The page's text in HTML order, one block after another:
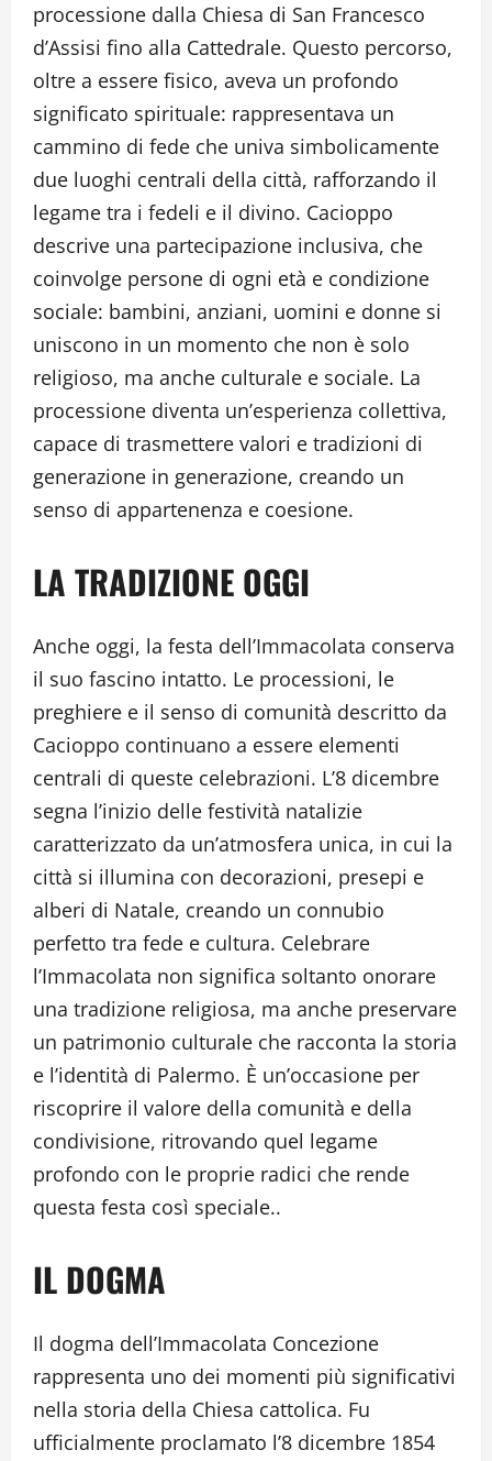
processione dalla Chiesa di San Francesco
d’Assisi fino alla Cattedrale. Questo percorso,
oltre a essere fisico, aveva un profondo
significato spirituale: rappresentava un
cammino di fede che univa simbolicamente
due luoghi centrali della città, rafforzando il
legame tra i fedeli e il divino. Cacioppo
descrive una partecipazione inclusiva, che
coinvolge persone di ogni età e condizione
sociale: bambini, anziani, uomini e donne si
uniscono in un momento che non è solo
religioso, ma anche culturale e sociale. La
processione diventa un’esperienza collettiva,
capace di trasmettere valori e tradizioni di
generazione in generazione, creando un
senso di appartenenza e coesione.
LA TRADIZIONE OGGI
Anche oggi, la festa dell’Immacolata conserva
il suo fascino intatto. Le processioni, le
preghiere e il senso di comunità descritto da
Cacioppo continuano a essere elementi
centrali di queste celebrazioni. L’8 dicembre
segna l’inizio delle festività natalizie
caratterizzato da un’atmosfera unica, in cui la
città si illumina con decorazioni, presepi e
alberi di Natale, creando un connubio
perfetto tra fede e cultura. Celebrare
l’Immacolata non significa soltanto onorare
una tradizione religiosa, ma anche preservare
un patrimonio culturale che racconta la storia
e l’identità di Palermo. È un’occasione per
riscoprire il valore della comunità e della
condivisione, ritrovando quel legame
profondo con le proprie radici che rende
questa festa così speciale..
IL DOGMA
Il dogma dell’Immacolata Concezione
rappresenta uno dei momenti più significativi
nella storia della Chiesa cattolica. Fu
ufficialmente proclamato l’8 dicembre 1854